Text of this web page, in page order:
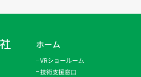
ホーム
VRショールーム
技術支援窓口